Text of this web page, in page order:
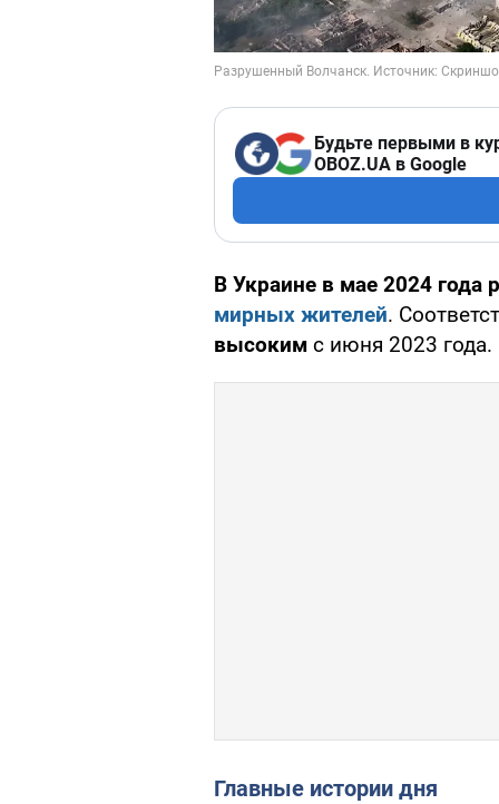
Будьте первыми в
OBOZ.UA в Google
В Украине в мае 2024 года
мирных жителей.
высоким с июня 2023 года.
Главные истории дня